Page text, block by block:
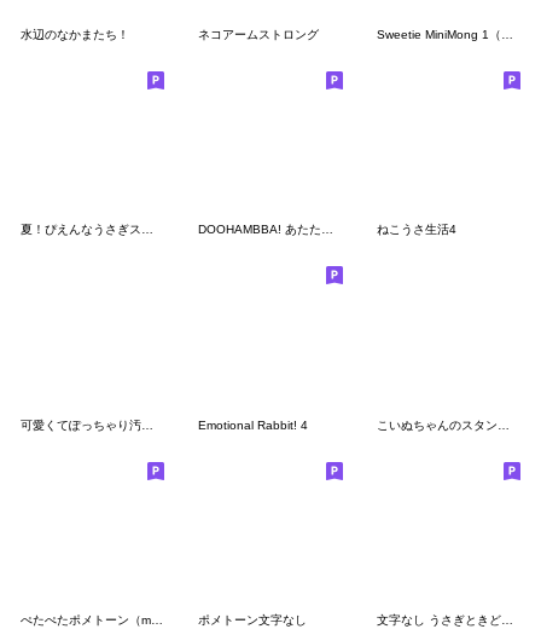
水辺のなかまたち！ ネコアームストロング
夏！ぴえんなうさぎスタンプ DOOHAMBBA! あたたかい日常 ねこうさ生活4
Emotional Rabbit! 4
ポメトーン文字なし 文字なし うさぎときどきにんじん10